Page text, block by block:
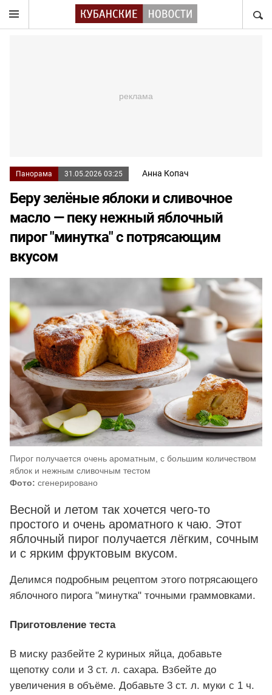
Панорама 31.05.2026 03:25 Анна Копач
Беру зелёные яблоки и сливочное
масло — пеку нежный яблочный
пирог "минутка" с потрясающим
вкусом
Пирог получается очень ароматным, с большим количеством
яблок и нежным сливочным тестом
Фото: сгенерировано
Весной и летом так хочется чего-то
простого и очень ароматного к чаю. Этот
яблочный пирог получается лёгким, сочным
и с ярким фруктовым вкусом.
Делимся подробным рецептом этого потрясающего
яблочного пирога "минутка" точными граммовками.
Приготовление теста
В миску разбейте 2 куриных яйца, добавьте
щепотку соли и 3 ст. л. сахара. Взбейте до
увеличения в объёме. Добавьте 3 ст. л. муки с 1 ч.